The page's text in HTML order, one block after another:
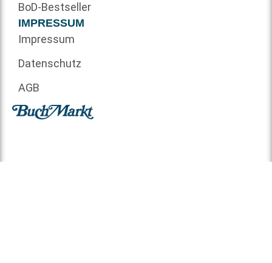
BoD-Bestseller
IMPRESSUM
Impressum
Datenschutz
AGB